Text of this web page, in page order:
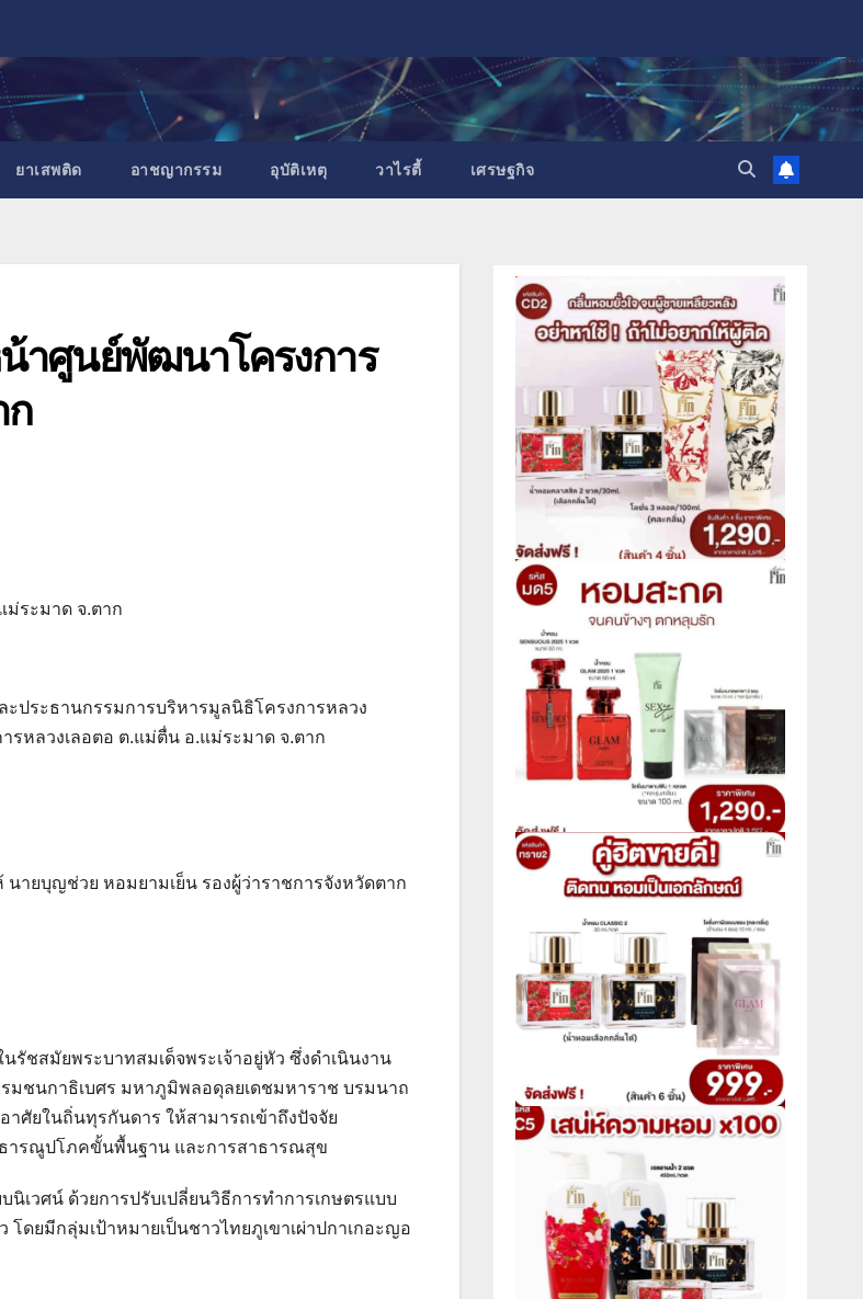
ยาเสพติด อาชญากรรม อุบัติเหตุ วาไรตี้ เศรษฐกิจ
าศูนย์พัฒนาโครงการ
ก
ระมาด จ.ตาก
ะประธานกรรมการบริหารมูลนิธิโครงการหลวง
หลวงเลอตอ ต.แม่ตื่น อ.แม่ระมาด จ.ตาก
ายบุญช่วย หอมยามเย็น รองผู้ว่าราชการจังหวัดตาก
รัชสมัยพระบาทสมเด็จพระเจ้าอยู่หัว ซึ่งดำเนินงาน
มชนกาธิเบศร มหาภูมิพลอดุลยเดชมหาราช บรมนาถ
ศัยในถิ่นทุรกันดาร ให้สามารถเข้าถึงปัจจัย
ธารณูปโภคขั้นพื้นฐาน และการสาธารณสุข
วศน์ ด้วยการปรับเปลี่ยนวิธีการทำการเกษตรแบบ
ดยมีกลุ่มเป้าหมายเป็นชาวไทยภูเขาเผ่าปกาเกอะญอ